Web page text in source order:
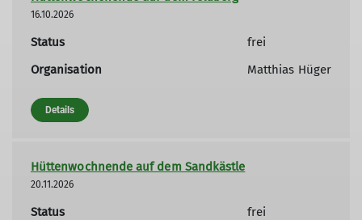
16.10.2026
Status
frei
Organisation
Matthias Hüger
Details
Hüttenwochnende auf dem Sandkästle
20.11.2026
Status
frei